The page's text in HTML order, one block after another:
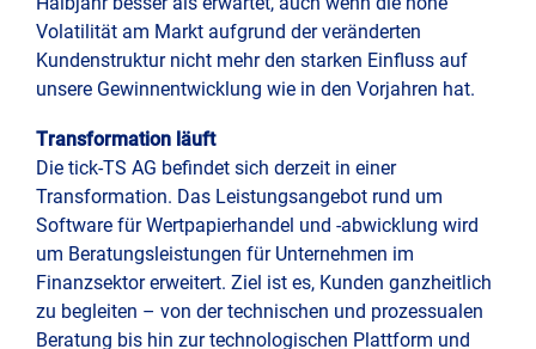
Volatilität am Markt aufgrund der veränderten
Kundenstruktur nicht mehr den starken Einfluss auf
unsere Gewinnentwicklung wie in den Vorjahren hat.
Transformation läuft
Die tick-TS AG befindet sich derzeit in einer
Transformation. Das Leistungsangebot rund um
Software für Wertpapierhandel und -abwicklung wird
um Beratungsleistungen für Unternehmen im
Finanzsektor erweitert. Ziel ist es, Kunden ganzheitlich
zu begleiten – von der technischen und prozessualen
Beratung bis hin zur technologischen Plattform und